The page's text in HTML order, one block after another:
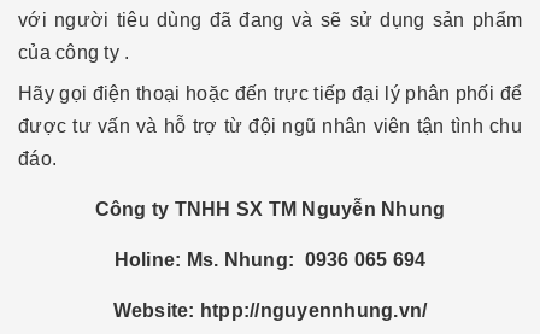
với người tiêu dùng đã đang và sẽ sử dụng sản phẩm
của công ty .
Hãy gọi điện thoại hoặc đến trực tiếp đại lý phân phối để
được tư vấn và hỗ trợ từ đội ngũ nhân viên tận tình chu
đáo.
Công ty TNHH SX TM Nguyễn Nhung
Holine: Ms. Nhung: 0936 065 694
Website: htpp://nguyennhung.vn/